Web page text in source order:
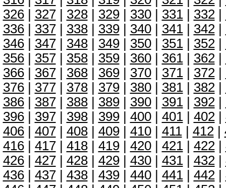
326| 327| 328| 329| 330| 331| 332|
336| 337| 338| 339| 340| 341| 342|
346| 347| 348| 349| 350| 351| 352|
356| 357| 358| 359| 360| 361| 362|
366| 367| 368| 369| 370| 371| 372|
376| 377| 378| 379| 380| 381| 382|
386| 387| 388| 389| 390| 391| 392|
396| 397| 398| 399| 400| 401| 402|
406| 407| 408| 409| 410| 411| 412|
416| 417| 418| 419| 420| 421| 422|
426| 427| 428| 429| 430| 431| 432|
436| 437| 438| 439| 440| 441| 442|